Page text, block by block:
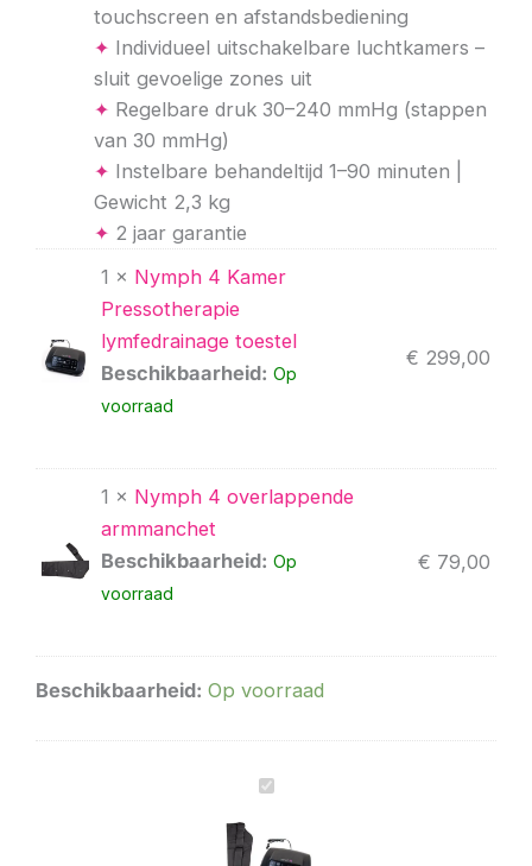
touchscreen en afstandsbediening
✦ Individueel uitschakelbare luchtkamers –
sluit gevoelige zones uit
✦ Regelbare druk 30–240 mmHg (stappen
van 30 mmHg)
✦ Instelbare behandeltijd 1–90 minuten |
Gewicht 2,3 kg
✦ 2 jaar garantie
1 × Nymph 4 Kamer
Pressotherapie
lymfedrainage toestel
Beschikbaarheid: Op
voorraad
€ 299,00
1 × Nymph 4 overlappende
armmanchet
Beschikbaarheid: Op
voorraad
€ 79,00
Beschikbaarheid: Op voorraad
Nymph
4-
4
overlappende
beenmanchetten
aantal
4
buikmanchet
uitbreiding
buikmanchet
uitbreiding
beenmanchetten
kamer
pressotherapie
met
armmanchet